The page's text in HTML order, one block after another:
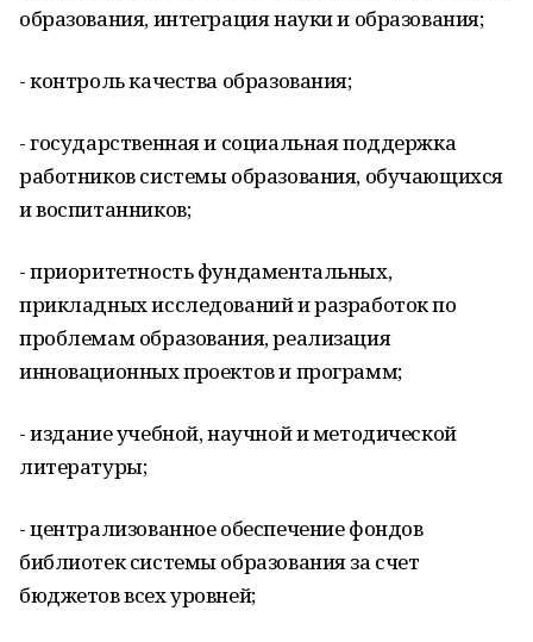
образования, интеграция науки и образования;
- контроль качества образования;
- государственная и социальная поддержка
работников системы образования, обучающихся
и воспитанников;
- приоритетность фундаментальных,
прикладных исследований и разработок по
проблемам образования, реализация
инновационных проектов и программ;
- издание учебной, научной и методической
литературы;
- централизованное обеспечение фондов
библиотек системы образования за счет
бюджетов всех уровней;